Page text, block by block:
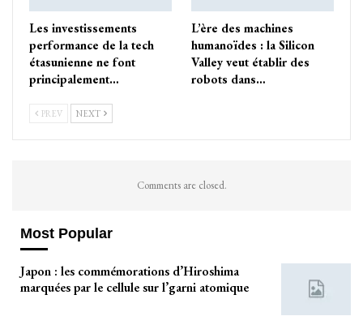
Les investissements
performance de la tech
étasunienne ne font
principalement…
L’ère des machines
humanoïdes : la Silicon
Valley veut établir des
robots dans…
PREV NEXT
Comments are closed.
Most Popular
Japon : les commémorations d’Hiroshima
marquées par le cellule sur l’garni atomique